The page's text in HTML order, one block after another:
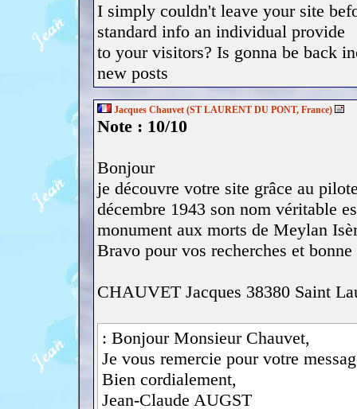
I simply couldn't leave your site
standard info an individual provide
to your visitors? Is gonna be back
new posts
Jacques Chauvet (ST LAURENT DU PONT, France)
Note : 10/10
Bonjour
je découvre votre site grâce au
décembre 1943 son nom véritable
monument aux morts de Meylan
Bravo pour vos recherches et
CHAUVET Jacques 38380 Saint
: Bonjour Monsieur Chauvet,
Je vous remercie pour votre
Bien cordialement,
Jean-Claude AUGST